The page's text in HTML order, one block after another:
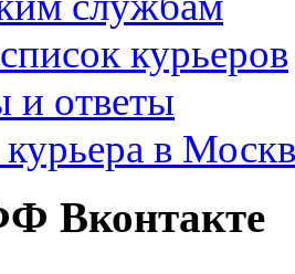
курьеров
и ответы
курьера в
Вконтакте